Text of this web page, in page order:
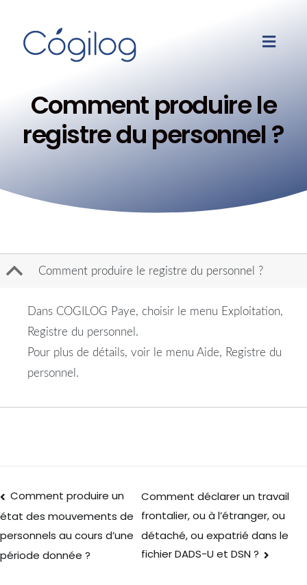
Comment produire le
registre du personnel ?
B Comment produire le registre du personnel ?
Dans COGILOG Paye, choisir le menu Exploitation,
Registre du personnel.
Pour plus de détails, voir le menu Aide, Registre du
personnel.
Comment produire un
état des mouvements de
personnels au cours d’une
période donnée ?
Comment déclarer un travail
frontalier, ou à l’étranger, ou
détaché, ou expatrié dans le
fichier DADS-U et DSN ?